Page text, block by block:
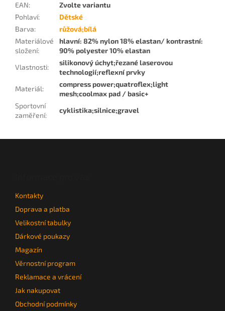
EAN:
Zvolte variantu
Pohlaví:
Dětské
Barva:
růžová;bílá
Materiálové
složení:
hlavní: 82% nylon 18% elastan/ kontrastní:
90% polyester 10% elastan
Vlastnosti:
silikonový úchyt;řezané laserovou
technologií;reflexní prvky
Materiál:
compress power;quatroflex;light
mesh;coolmax pad / basic+
Sportovní
zaměření:
cyklistika;silnice;gravel
Kontakty
Doprava a platba
Velikostní tabulky
Dárkové poukazy
Magazín
Věrnostní program
Reklamace a vrácení
Jak nakupovat
Obchodní podmínky